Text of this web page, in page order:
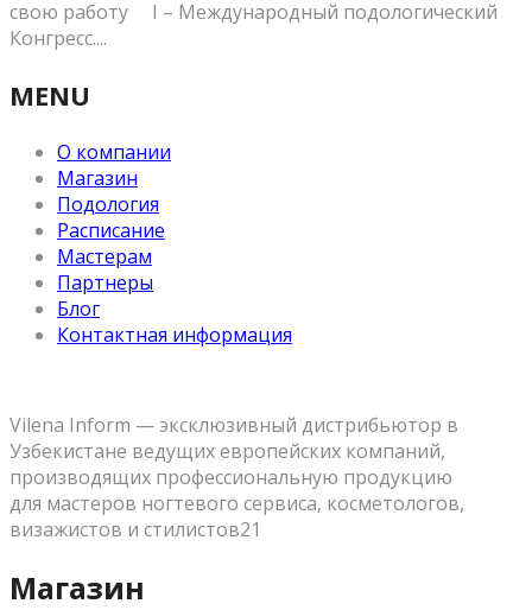
свою работу ⠀ I – Международный подологический
Конгресс....
MENU
О компании
Магазин
Подология
Расписание
Мастерам
Партнеры
Блог
Контактная информация
Vilena Inform — эксклюзивный дистрибьютор в
Узбекистане ведущих европейских компаний,
производящих профессиональную продукцию
для мастеров ногтевого сервиса, косметологов,
визажистов и стилистов21
Магазин